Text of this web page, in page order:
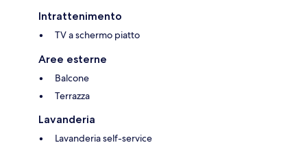
Intrattenimento
TV a schermo piatto
Aree esterne
Balcone
Terrazza
Lavanderia
Lavanderia self-service